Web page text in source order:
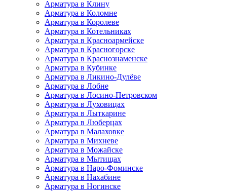
Арматура в Клину
Арматура в Коломне
Арматура в Королеве
Арматура в Котельниках
Арматура в Красноармейске
Арматура в Красногорске
Арматура в Краснознаменске
Арматура в Кубинке
Арматура в Ликино-Дулёве
Арматура в Лобне
Арматура в Лосино-Петровском
Арматура в Луховицах
Арматура в Лыткарине
Арматура в Люберцах
Арматура в Малаховке
Арматура в Михневе
Арматура в Можайске
Арматура в Мытищах
Арматура в Наро-Фоминске
Арматура в Нахабине
Арматура в Ногинске